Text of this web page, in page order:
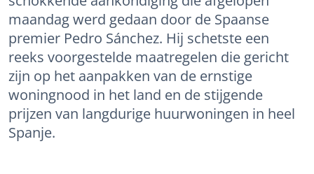
maandag werd gedaan door de Spaanse
premier Pedro Sánchez. Hij schetste een
reeks voorgestelde maatregelen die gericht
zijn op het aanpakken van de ernstige
woningnood in het land en de stijgende
prijzen van langdurige huurwoningen in heel
Spanje.